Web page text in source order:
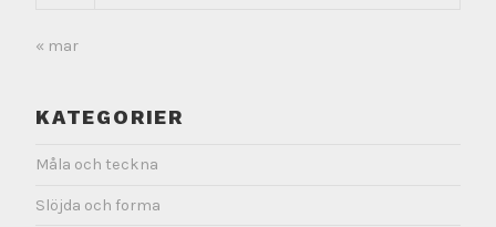
« mar
KATEGORIER
Måla och teckna
Slöjda och forma